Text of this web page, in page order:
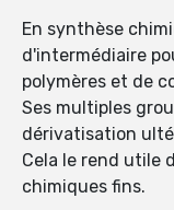
En synthèse
d'intermédiaire
polymères et de
Ses multiples
dérivatisation
Cela le rend utile
chimiques fins.